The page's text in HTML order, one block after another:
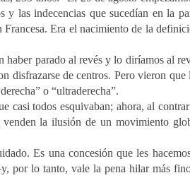
y las indecencias que sucedían en la
Era el nacimiento de la
haber parado al revés y lo diríamos al
disfrazarse de centros. Pero vieron que
o “ultraderecha”.
casi todos esquivaban; ahora, al
la ilusión de un movimiento
Es una concesión que les
por lo tanto, vale la pena hilar más